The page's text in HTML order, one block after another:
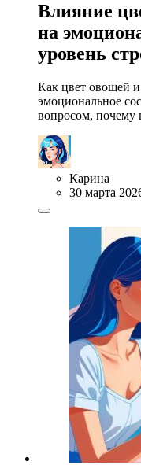
Влияние
на
уровень
Как цвет овощей
эмоциональное
вопросом,
Карина
30 марта